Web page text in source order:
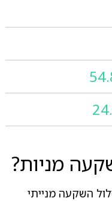
מניות?
השקעה מנייתי